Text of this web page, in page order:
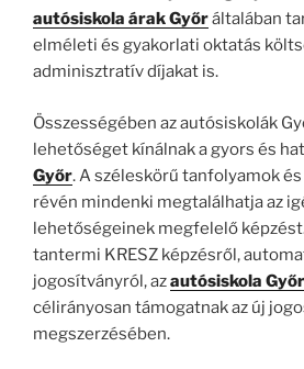
autósiskola árak Győráltalában
elméleti és gyakorlati oktatás
adminisztratív díjakat is.
Összességében az autósiskolák
lehetőséget kínálnak a gyors és
Győr. A széleskörű tanfolyamok
révén mindenki megtalálhatja az
lehetőségeinek megfelelő
tantermi KRESZ képzésről,
jogosítványról, azautósiskola
célirányosan támogatnak az új
megszerzésében.